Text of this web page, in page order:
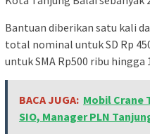
Bantuan diberikan satu kali
total nominal untuk SD Rp
untuk SMA Rp500 ribu hingga
BACA JUGA: Mobil Crane
SIO, Manager PLN